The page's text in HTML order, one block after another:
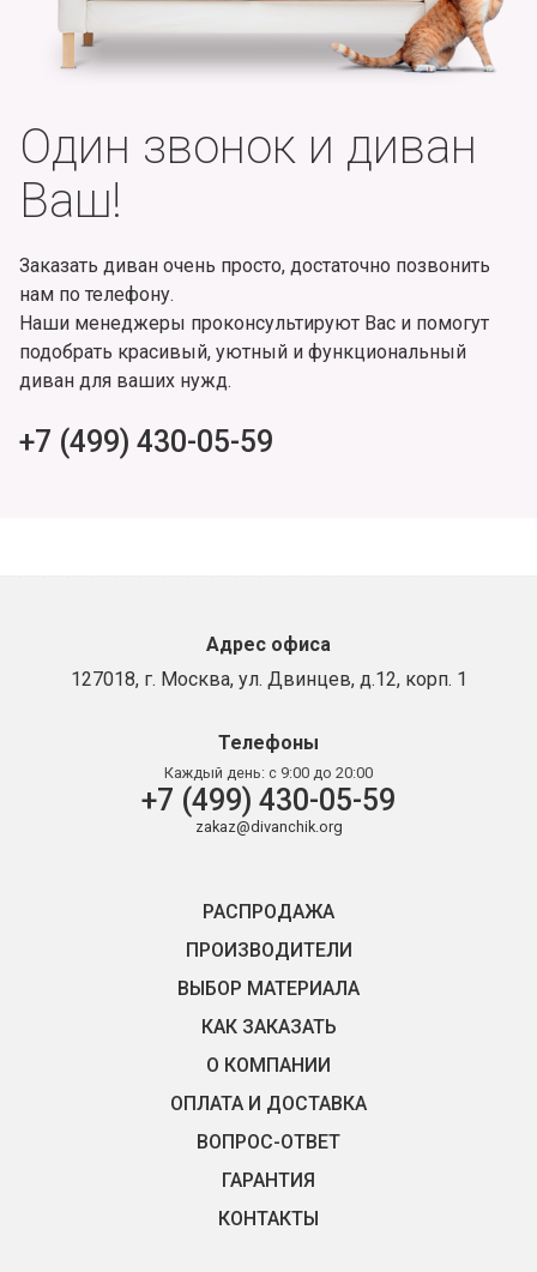
Один звонок и диван
Ваш!
Заказать диван очень просто, достаточно позвонить
нам по телефону.
Наши менеджеры проконсультируют Вас и помогут
подобрать красивый, уютный и функциональный
диван для ваших нужд.
+7 (499) 430-05-59
Адрес офиса
127018, г. Москва, ул. Двинцев, д.12, корп. 1
Телефоны
Каждый день: с 9:00 до 20:00
+7 (499) 430-05-59
zakaz@divanchik.org
РАСПРОДАЖА
ПРОИЗВОДИТЕЛИ
ВЫБОР МАТЕРИАЛА
КАК ЗАКАЗАТЬ
О КОМПАНИИ
ОПЛАТА И ДОСТАВКА
ВОПРОС-ОТВЕТ
ГАРАНТИЯ
КОНТАКТЫ